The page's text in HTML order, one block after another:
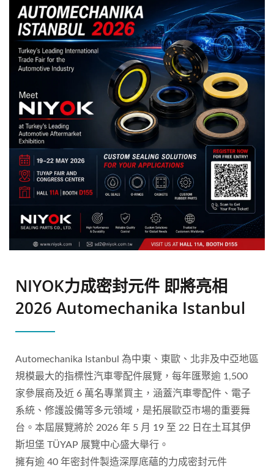
NIYOK力成密封元件 即將亮相
2026 Automechanika Istanbul
Automechanika Istanbul 為中東、東歐、北非及中亞地區
規模最大的指標性汽車零配件展覽，每年匯聚逾 1,500
家參展商及近 6 萬名專業買主，涵蓋汽車零配件、電子
系統、修護設備等多元領域，是拓展歐亞市場的重要舞
台。本屆展覽將於 2026 年 5 月 19 至 22 日在土耳其伊
斯坦堡 TÜYAP 展覽中心盛大舉行。
擁有逾 40 年密封件製造深厚底蘊的力成密封元件